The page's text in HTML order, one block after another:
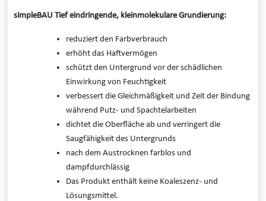
simpleBAU Tief eindringende, kleinmolekulare Grundierung:
reduziert den Farbverbrauch
erhöht das Haftvermögen
schützt den Untergrund vor der schädlichen
Einwirkung von Feuchtigkeit
verbessert die Gleichmäßigkeit und Zeit der Bindung
während Putz- und Spachtelarbeiten
dichtet die Oberfläche ab und verringert die
Saugfähigkeit des Untergrunds
nach dem Austrocknen farblos und
dampfdurchlässig
Das Produkt enthält keine Koaleszenz- und
Lösungsmittel.